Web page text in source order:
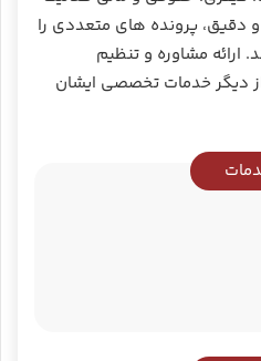
دقیق، پرونده ‌های متعددی را
ارائه مشاوره و تنظیم
دیگر خدمات تخصصی ایشان